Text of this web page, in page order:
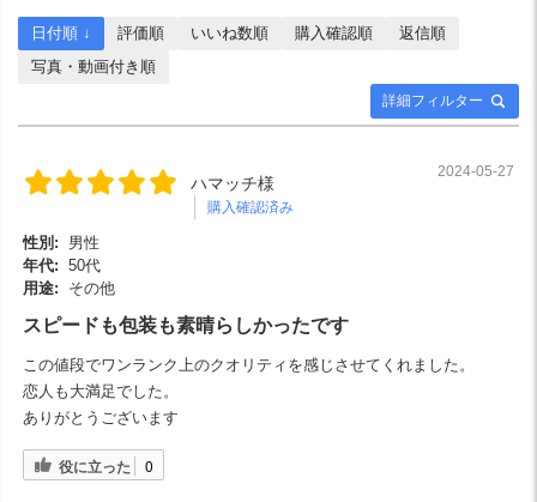
詳細フィルター
日付順 ↓ 評価順 いいね数順 購入確認順
返信順
写真・動画付き順
ハマッチ様
購入確認済み
2024-05-27
性別:
男性
年代: 50代
用途:
その他
スピードも包装も素晴らしかったです
この値段でワンランク上のクオリティを感じさせてくれました。
恋人も大満足でした。
ありがとうございます
役に立った 0